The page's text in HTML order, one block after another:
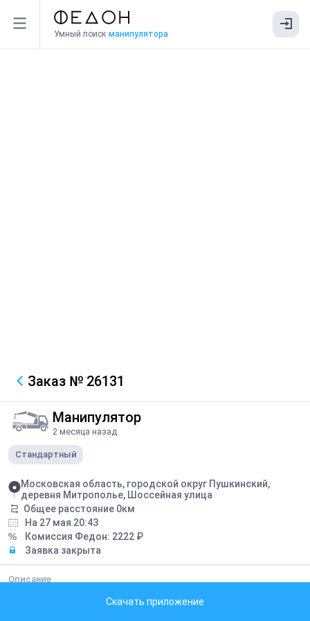
Умный поиск манипулятора
Заказ № 26131
Манипулятор
2 месяца назад
Стандартный
Московская область, городской округ Пушкинский,
деревня Митрополье, Шоссейная улица
Общее расстояние 0км
На 27 мая 20:43
Комиссия Федон: 2222 ₽
Заявка закрыта
Описание
Скачать приложение